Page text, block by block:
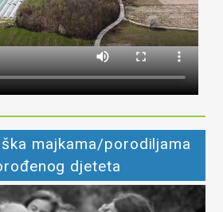
majkama/porodiljama
djeteta